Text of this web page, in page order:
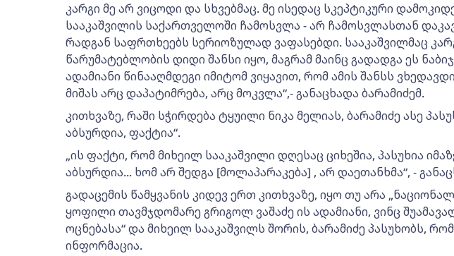
კარგი მე არ ვიცოდი და სხვებმაც. მე ისედაც სკეპტიკური
სააკაშვილის საქართველოში ჩამოსვლა - არ ჩამოსვლასთან
რადგან საფრთხეებს სერიოზულად ვაფასებდი. სააკაშვილმაც
წარუმატებლობის დიდი შანსი იყო, მაგრამ მაინც გადადგა ეს
ადამიანი წინააღმდეგი იმიტომ ვიყავით, რომ ამის შანსს
მიშას არც დაპატიმრება, არც მოკვლა“,- განაცხადა ბარამიძემ.
კითხვაზე, რაში სჭირდება ტყუილი ნიკა მელიას, ბარამიძე ასე
აბსურდია, ფაქტია“.
„ის ფაქტი, რომ მიხეილ სააკაშვილი დღესაც ციხეშია, პასუხია
აბსურდია... ხომ არ შედგა [მოლაპარაკება] , არ დაეთანხმა“, -
გადაცემის წამყვანის კიდევ ერთ კითხვაზე, იყო თუ არა
ყოფილი თავმჯდომარე გრიგოლ ვაშაძე ის ადამიანი, ვინც
ოცნებასა“ და მიხეილ სააკაშვილს შორის, ბარამიძე პასუხობს,
ინფორმაცია.